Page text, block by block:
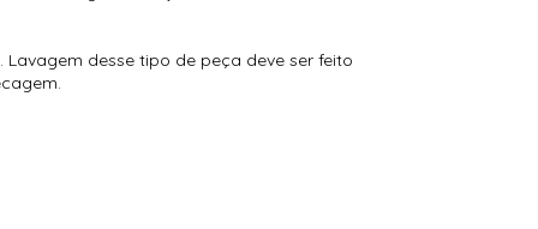
desse tipo de peça deve ser feito